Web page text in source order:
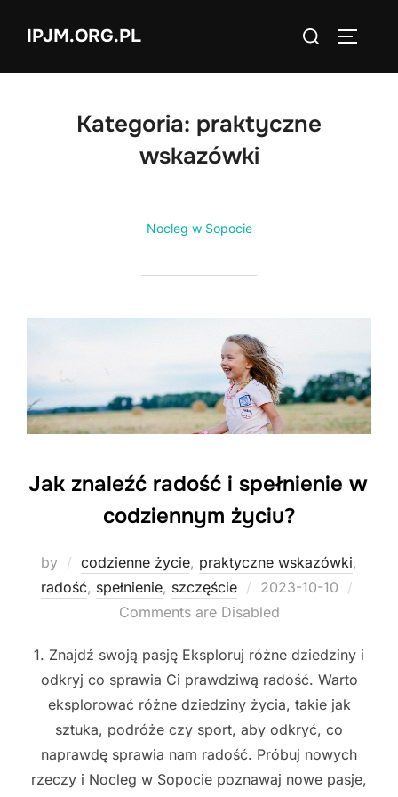
IPJM.ORG.PL
Search
Kategoria: praktyczne
wskazówki
Nocleg w Sopocie
Jak znaleźć radość i spełnienie w
codziennym życiu?
by codzienne życie, praktyczne wskazówki,
radość, spełnienie, szczęście
Posted
on
2023-10-10
Comments are Disabled
1. Znajdź swoją pasję Eksploruj różne dziedziny i
odkryj co sprawia Ci prawdziwą radość. Warto
eksplorować różne dziedziny życia, takie jak
sztuka, podróże czy sport, aby odkryć, co
naprawdę sprawia nam radość. Próbuj nowych
rzeczy i Nocleg w Sopocie poznawaj nowe pasje,